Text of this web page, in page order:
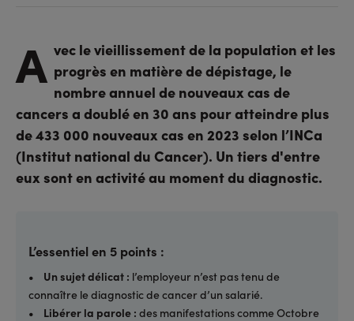
A vec le vieillissement de la population et les
progrès en matière de dépistage, le
nombre annuel de nouveaux cas de
cancers a doublé en 30 ans pour atteindre plus
de 433 000 nouveaux cas en 2023 selon l’INCa
(Institut national du Cancer). Un tiers d'entre
eux sont en activité au moment du diagnostic.
L’essentiel en 5 points :
• Un sujet délicat : l’employeur n’est pas tenu de
connaître le diagnostic de cancer d’un salarié.
• Libérer la parole : des manifestations comme Octobre